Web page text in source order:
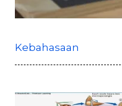
Kebahasaan